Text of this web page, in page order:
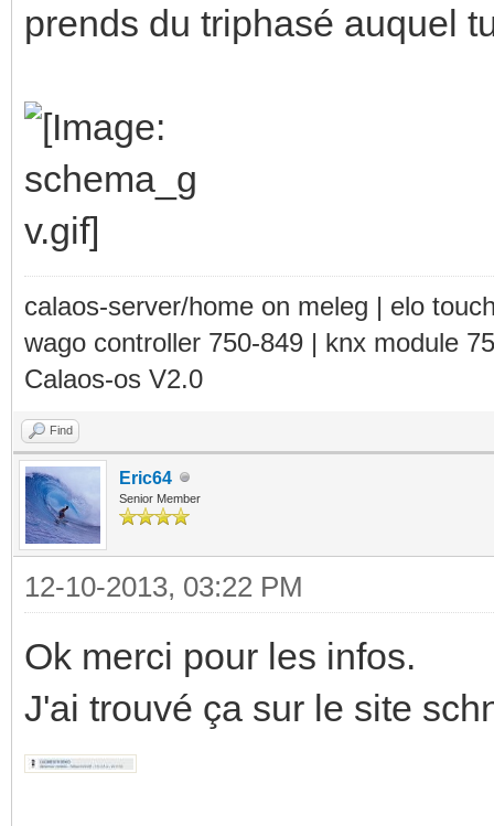
prends du triphasé auquel
calaos-server/home on meleg | elo
wago controller 750-849 | knx module
Calaos-os V2.0
Find
Eric64
Senior Member
12-10-2013, 03:22 PM
Ok merci pour les infos.
J'ai trouvé ça sur le site